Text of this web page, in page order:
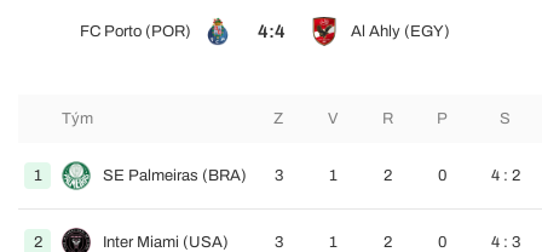
FC Porto (POR) 4:4 Al Ahly (EGY)
Tým Z V R P S
1 SE Palmeiras (BRA) 3 1 2 0 4 : 2
2 Inter Miami (USA) 3 1 2 0 4 : 3